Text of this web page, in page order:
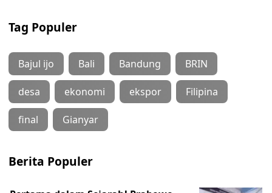
Tag Populer
Bajul ijo Bali Bandung BRIN
desa ekonomi ekspor Filipina
final Gianyar
Berita Populer